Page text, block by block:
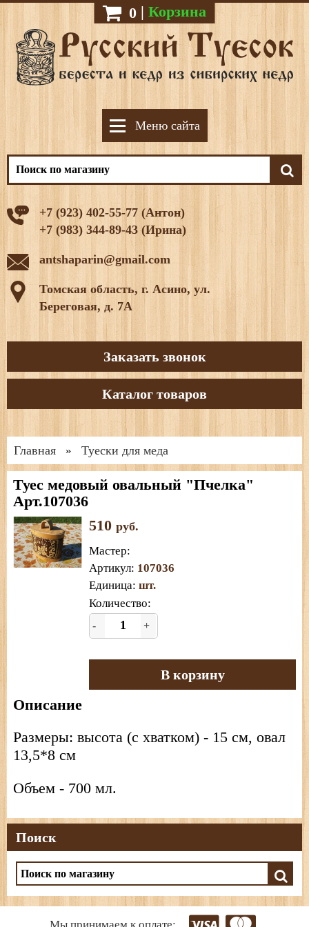
0 | Корзина
Меню сайта
+7 (923) 402-55-77 (Антон)
+7 (983) 344-89-43 (Ирина)
antshaparin@gmail.com
Томская область, г. Асино, ул.
Береговая, д. 7А
Заказать звонок
Каталог товаров
Главная » Туески для меда
Туес медовый овальный "Пчелка"
Арт.107036
510 руб.
Мастер:
Артикул: 107036
Единица: шт.
Количество:
- +
В корзину
Описание
Размеры: высота (с хватком) - 15 см, овал
13,5*8 см
Объем - 700 мл.
Поиск